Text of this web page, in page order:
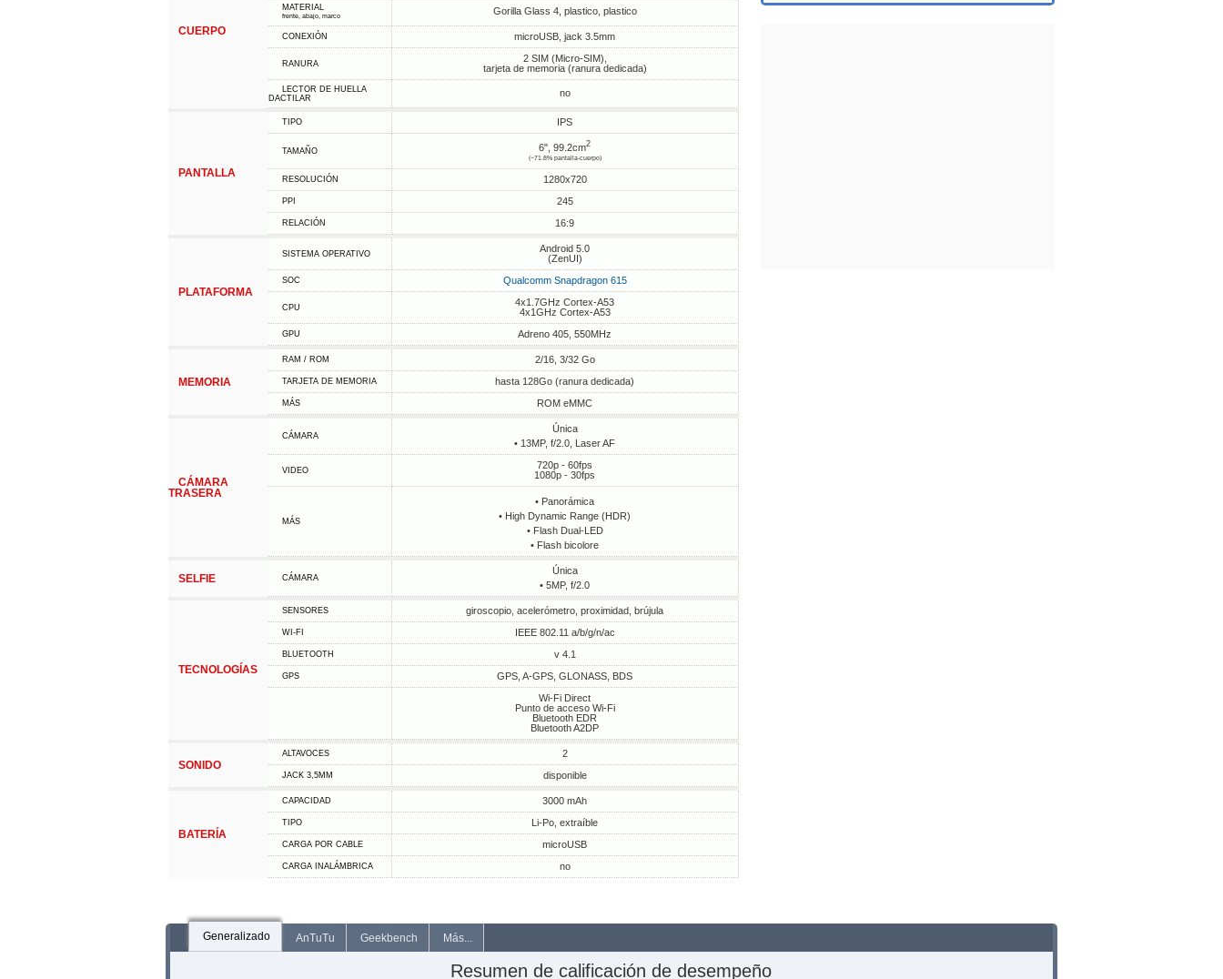
CUERPO
MATERIAL
frente, abajo, marco Gorilla Glass 4, plastico, plastico
CONEXIÓN microUSB, jack 3.5mm
RANURA
2 SIM (Micro-SIM),
tarjeta de memoria (ranura dedicada)
LECTOR DE HUELLA
DACTILAR
no
PANTALLA
TIPO IPS
TAMAÑO 6", 99.2cm2
(~71.8% pantalla-cuerpo)
RESOLUCIÓN 1280x720
PPI 245
RELACIÓN 16:9
PLATAFORMA
SISTEMA OPERATIVO
Android 5.0
(ZenUI)
SOC Qualcomm Snapdragon 615
CPU
4x1.7GHz Cortex-A53
4x1GHz Cortex-A53
GPU Adreno 405, 550MHz
MEMORIA
RAM / ROM 2/16, 3/32 Go
TARJETA DE MEMORIA hasta 128Go (ranura dedicada)
MÁS ROM eMMC
CÁMARA
TRASERA
CÁMARA
Única
• 13MP, f/2.0, Laser AF
VIDEO
720p - 60fps
1080p - 30fps
MÁS
• Panorámica
• High Dynamic Range (HDR)
• Flash Dual-LED
• Flash bicolore
SELFIE CÁMARA
Única
• 5MP, f/2.0
TECNOLOGÍAS
SENSORES giroscopio, acelerómetro, proximidad, brújula
WI-FI IEEE 802.11 a/b/g/n/ac
BLUETOOTH v 4.1
GPS
GPS, A-GPS, GLONASS, BDS
Wi-Fi Direct
Punto de acceso Wi-Fi
Bluetooth EDR
Bluetooth A2DP
SONIDO
ALTAVOCES 2
JACK 3,5MM disponible
BATERÍA
CAPACIDAD 3000 mAh
TIPO Li-Po, extraíble
CARGA POR CABLE microUSB
CARGA INALÁMBRICA no
Generalizado AnTuTu Geekbench Más...
Resumen de calificación de desempeño